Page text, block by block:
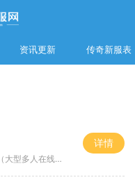
资讯更新 传奇新服表
传奇游戏以其经典的MMORPG（大型多人在线角色扮演游戏）玩法而闻名，玩家在游戏中可以选择不同的职业，进行自由探索和战斗。在传奇世界中，玩家可以体验到多种多样的游戏内容，从日常任务到副本探险，每个环节都充满了挑战与乐趣。在传奇世界的官网上，
详情